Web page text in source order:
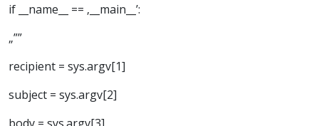
if __name__ == ‚__main__’:
„””
recipient = sys.argv[1]
subject = sys.argv[2]